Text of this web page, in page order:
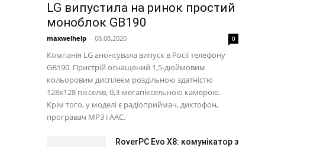
LG випустила на ринок простий
моноблок GB190
maxwelhelp - 08.08.2020 0
Компанія LG анонсувала випуск в Росії телефону
GB190. Пристрій оснащений 1,5-дюймовим
кольоровим дисплеєм роздільною здатністю
128х128 пікселів, 0,3-мегапіксельною камерою.
Крім того, у моделі є радіоприймач, диктофон,
програвач MP3 і AAC.
RoverPC Evo X8: комунікатор з